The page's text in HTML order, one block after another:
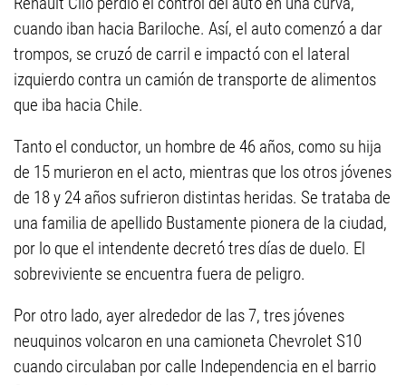
cuando iban hacia Bariloche. Así, el auto comenzó a dar
trompos, se cruzó de carril e impactó con el lateral
izquierdo contra un camión de transporte de alimentos
que iba hacia Chile.
Tanto el conductor, un hombre de 46 años, como su hija
de 15 murieron en el acto, mientras que los otros jóvenes
de 18 y 24 años sufrieron distintas heridas. Se trataba de
una familia de apellido Bustamente pionera de la ciudad,
por lo que el intendente decretó tres días de duelo. El
sobreviviente se encuentra fuera de peligro.
Por otro lado, ayer alrededor de las 7, tres jóvenes
neuquinos volcaron en una camioneta Chevrolet S10
cuando circulaban por calle Independencia en el barrio